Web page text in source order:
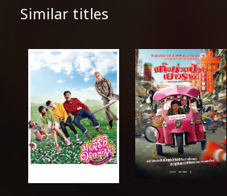
Similar titles